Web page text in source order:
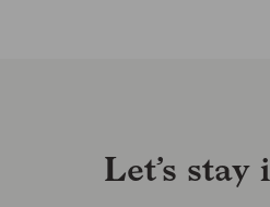
Let’s stay